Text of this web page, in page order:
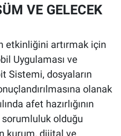
VE GELECEK
etkinliğini artırmak için
Uygulaması ve
Sistemi, dosyaların
olanak
afet hazırlığının
olduğu
kurum, dijital ve